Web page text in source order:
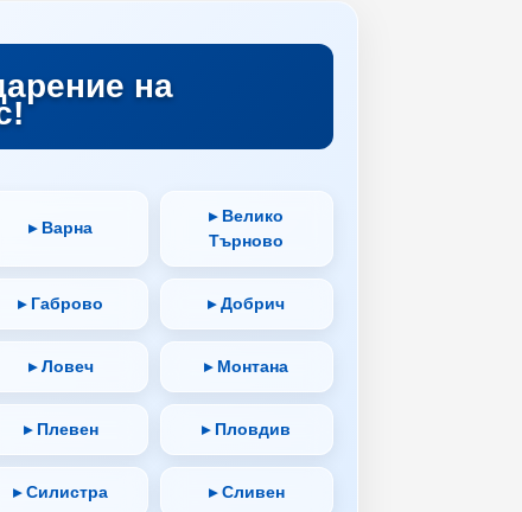
на
▸ Варна
▸ Велико
Търново
▸ Габрово ▸ Добрич
▸ Ловеч ▸ Монтана
▸ Плевен ▸ Пловдив
▸ Силистра ▸ Сливен